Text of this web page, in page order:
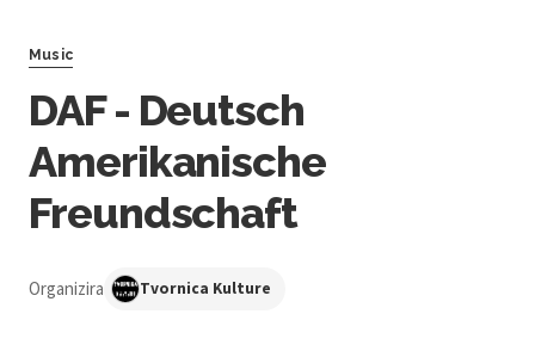
Music
DAF - Deutsch
Amerikanische
Freundschaft
Organizira Tvornica Kulture